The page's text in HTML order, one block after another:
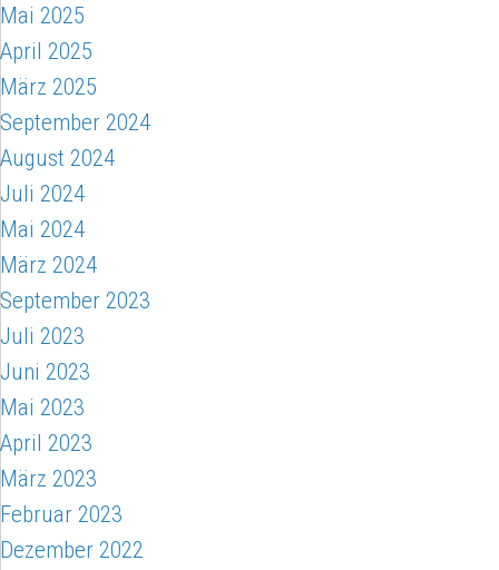
Mai 2025
April 2025
März 2025
September 2024
August 2024
Juli 2024
Mai 2024
März 2024
September 2023
Juli 2023
Juni 2023
Mai 2023
April 2023
März 2023
Februar 2023
Dezember 2022